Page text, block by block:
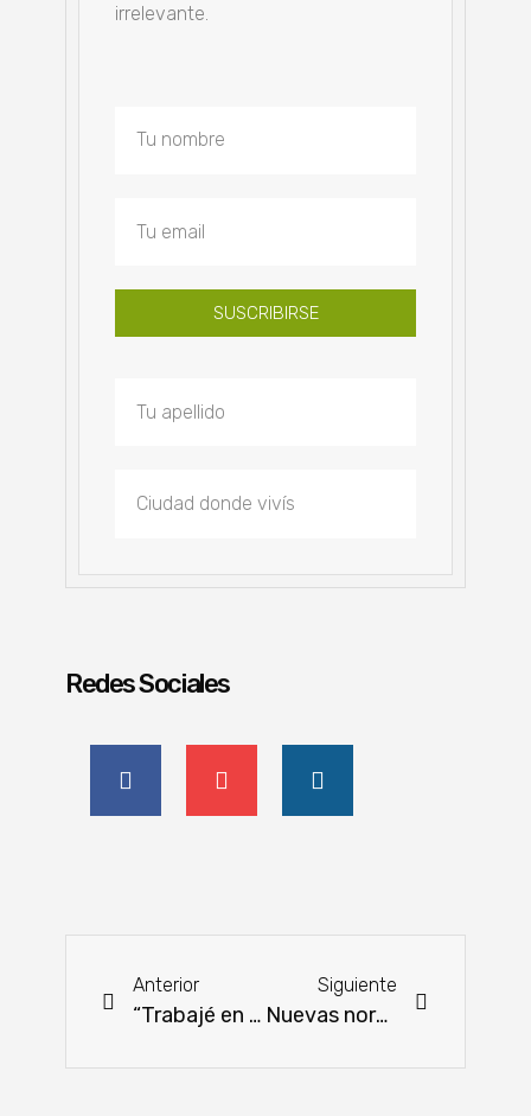
irrelevante.
SUSCRIBIRSE
Redes Sociales
Anterior
“Trabajé en la huerta toda mi infancia y hasta ahora no tenía algunos conocimientos técnicos”
Siguiente
Nuevas normativas laborales impulsan la modernización del derecho administrativo del trabajo